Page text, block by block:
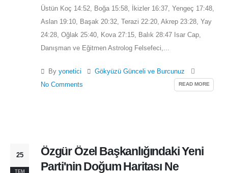
Üstün Koç 14:52, Boğa 15:58, İkizler 16:37, Yengeç 17:48,
Aslan 19:10, Başak 20:32, Terazi 22:20, Akrep 23:28, Yay
24:28, Oğlak 25:40, Kova 27:15, Balık 28:47 Isar Cap,
Danışman ve Eğitmen Astrolog Felsefeci,...
By yonetici
Gökyüzü Günceli ve Burcunuz
No Comments
READ MORE
25
TEM
Özgür Özel Başkanlığındaki Yeni
Parti'nin Doğum Haritası Ne